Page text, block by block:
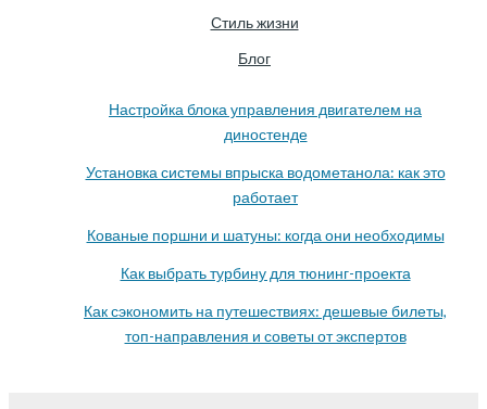
Стиль жизни
Блог
Настройка блока управления двигателем на
диностенде
Установка системы впрыска водометанола: как это
работает
Кованые поршни и шатуны: когда они необходимы
Как выбрать турбину для тюнинг-проекта
Как сэкономить на путешествиях: дешевые билеты,
топ-направления и советы от экспертов